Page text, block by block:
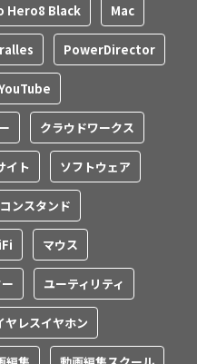
Hero8 Black Mac
PowerDirector
クラウドワークス
イト ソフトウェア
ンスタンド
マウス
ユーティリティ
ヤレスイヤホン